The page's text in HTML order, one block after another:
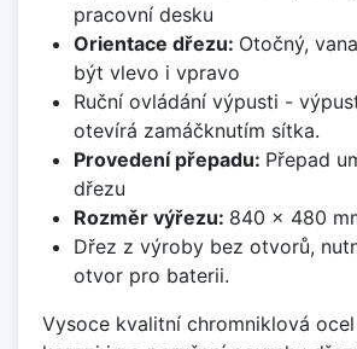
pracovní desku
Orientace dřezu: Otočný,
být vlevo i vpravo
Ruční ovládání výpusti -
otevírá zamáčknutím sítka.
Provedení přepadu: Přepad
dřezu
Rozměr výřezu: 840 x 480
Dřez z výroby bez otvorů,
otvor pro baterii.
Vysoce kvalitní chromniklová